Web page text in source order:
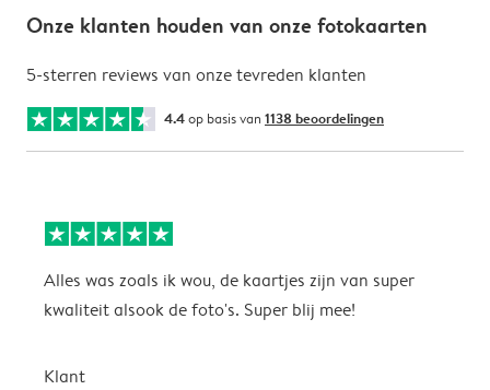
Onze klanten houden van onze fotokaarten
5-sterren reviews van onze tevreden klanten
4.4op basis van 1138 beoordelingen
Alles was zoals ik wou, de kaartjes zijn van super
kwaliteit alsook de foto's. Super blij mee!
Klant